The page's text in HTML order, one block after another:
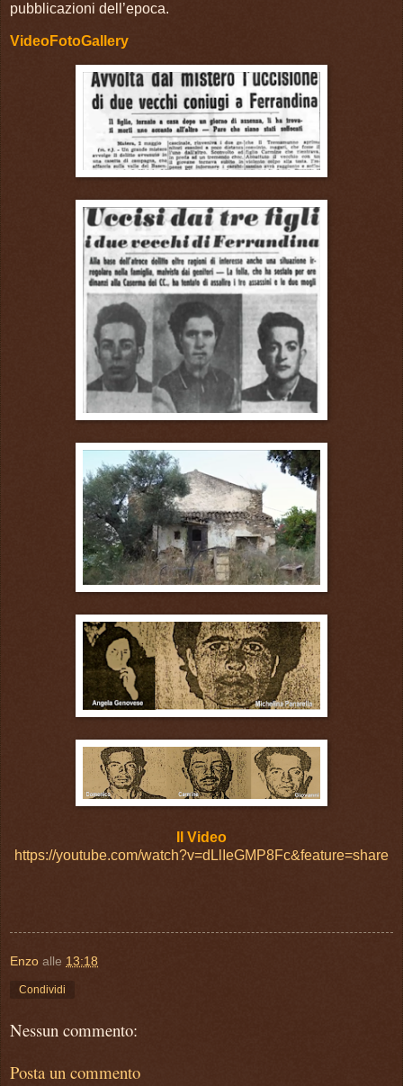
pubblicazioni dell’epoca.
VideoFotoGallery
Il Video
https://youtube.com/watch?v=dLlIeGMP8Fc&feature=share
Enzo alle 13:18
Condividi
Nessun commento:
Posta un commento